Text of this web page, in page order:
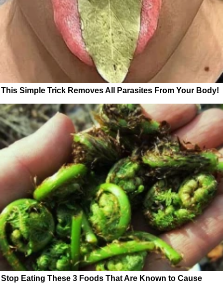
This Simple Trick Removes All Parasites From Your Body!
Stop Eating These 3 Foods That Are Known to Cause